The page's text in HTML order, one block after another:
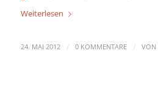
Weiterlesen
24. MAI 2012 / 0 KOMMENTARE / VON